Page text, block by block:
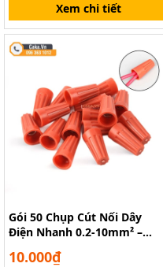
Xem chi tiết
Gói 50 Chụp Cút Nối Dây
Điện Nhanh 0.2-10mm² –
10.000₫